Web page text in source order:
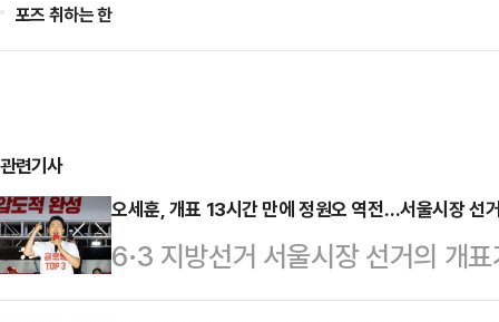
포즈 취하는 한
관련기사
오세훈, 개표 13시간 만에 정원오 역전…서울시장 선
6·3 지방선거 서울시장 선거의 개
훈 국민의힘 후보가 정원오 더불어